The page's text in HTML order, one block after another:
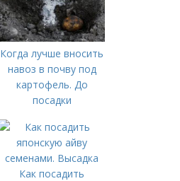
Когда лучше вносить
навоз в почву под
картофель. До
посадки
Как посадить